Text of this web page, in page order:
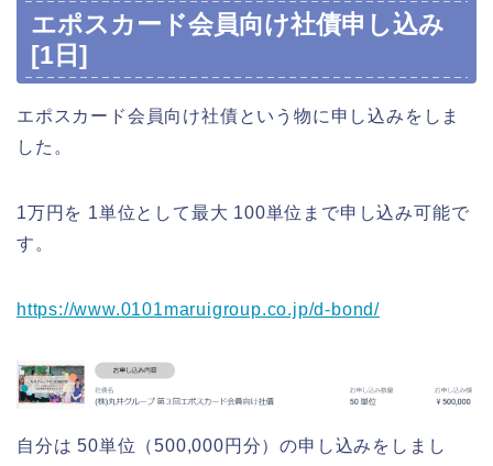
エポスカード会員向け社債申し込み
[1日]
エポスカード会員向け社債という物に申し込みをしま
した。
1万円を 1単位として最大 100単位まで申し込み可能で
す。
https://www.0101maruigroup.co.jp/d-bond/
自分は 50単位（500,000円分）の申し込みをしまし